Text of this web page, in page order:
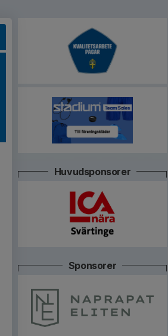
Huvudsponsorer
Sponsorer